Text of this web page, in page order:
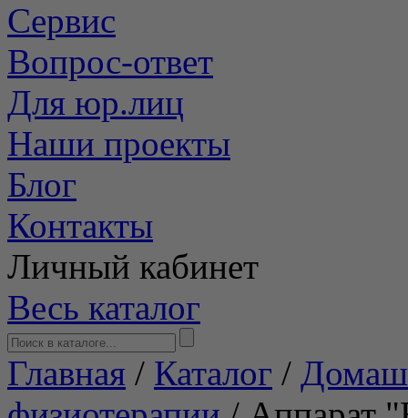
Сервис
Вопрос-ответ
Для юр.лиц
Наши проекты
Блог
Контакты
Личный кабинет
Весь каталог
Главная / Каталог /